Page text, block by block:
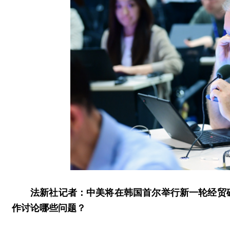
法新社记者：中美将在韩国首尔举行新一轮经
作讨论哪些问题？